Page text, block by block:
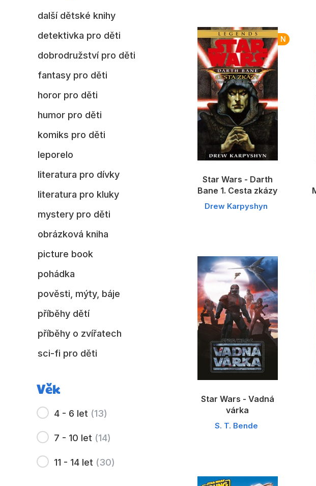
Zdraví a
další dětské knihy
detektivka pro děti
dobrodružství pro děti
fantasy pro děti
horor pro děti
humor pro děti
komiks pro děti
leporelo
literatura pro dívky
literatura pro kluky
mystery pro děti
obrázková kniha
picture book
pohádka
pověsti, mýty, báje
příběhy dětí
příběhy o zvířatech
sci-fi pro děti
Věk
4 - 6 let (13)
7 - 10 let (14)
11 - 14 let (30)
N
Star Wars - Darth
Bane 1. Cesta zkázy
Drew Karpyshyn
Star Wars - Vadná
várka
S. T. Bende